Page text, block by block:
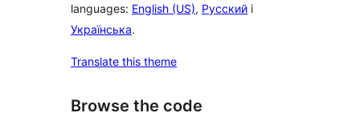
languages: English (US), Русский і
Українська.
Translate this theme
Browse the code